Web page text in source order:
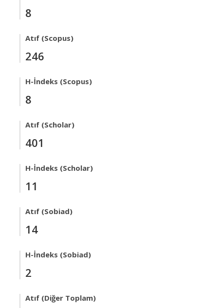
8
Atıf (Scopus)
246
H-İndeks (Scopus)
8
Atıf (Scholar)
401
H-İndeks (Scholar)
11
Atıf (Sobiad)
14
H-İndeks (Sobiad)
2
Atıf (Diğer Toplam)